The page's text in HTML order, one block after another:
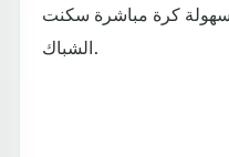
بسهولة كرة مباشرة سكنت
الشباك.